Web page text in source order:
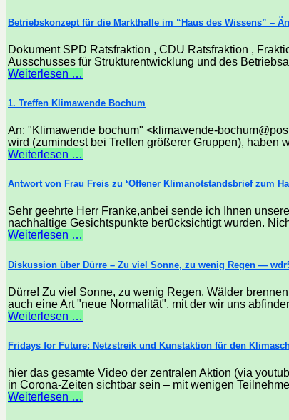
Betriebskonzept für die Markthalle im “Haus des Wissens” –
Dokument SPD Ratsfraktion , CDU Ratsfraktion ,
Ausschusses für Strukturentwicklung und des
Weiterlesen …
1. Treffen Klimawende Bochum
An: "Klimawende bochum" <klimawende-
wird (zumindest bei Treffen größerer Gruppen), haben
Weiterlesen …
Antwort von Frau Freis zu ‘Offener Klimanotstandsbrief zum
Sehr geehrte Herr Franke,anbei sende ich Ihnen
nachhaltige Gesichtspunkte berücksichtigt wurden.
Weiterlesen …
Diskussion über Dürre – Zu viel Sonne, zu wenig Regen — wdr5
Dürre! Zu viel Sonne, zu wenig Regen. Wälder
auch eine Art "neue Normalität", mit der wir uns
Weiterlesen …
Fridays for Future: Netzstreik und Kunstaktion für den
hier das gesamte Video der zentralen Aktion (via
in Corona-Zeiten sichtbar sein – mit wenigen
Weiterlesen …